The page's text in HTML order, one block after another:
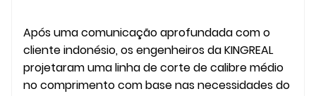
Após uma comunicação aprofundada com o
cliente indonésio, os engenheiros da KINGREAL
projetaram uma linha de corte de calibre médio
no comprimento com base nas necessidades do